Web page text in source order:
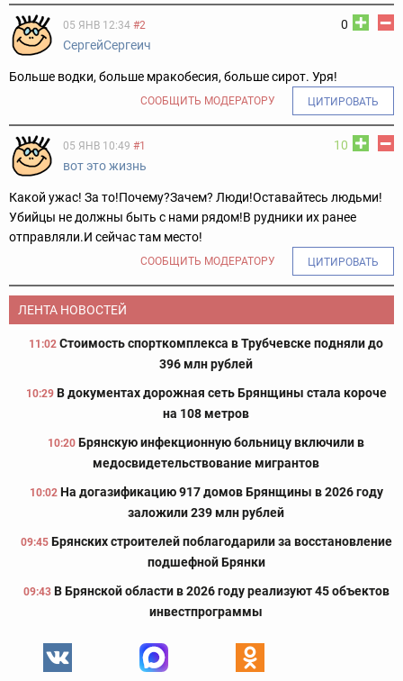
0
05 ЯНВ 12:34 #2
СергейСергеич
Больше водки, больше мракобесия, больше сирот. Уря!
СООБЩИТЬ МОДЕРАТОРУ ЦИТИРОВАТЬ
10
05 ЯНВ 10:49 #1
вот это жизнь
Какой ужас! За то!Почему?Зачем? Люди!Оставайтесь людьми!
Убийцы не должны быть с нами рядом!В рудники их ранее
отправляли.И сейчас там место!
СООБЩИТЬ МОДЕРАТОРУ ЦИТИРОВАТЬ
ЛЕНТА НОВОСТЕЙ
11:02 Стоимость спорткомплекса в Трубчевске подняли до
396 млн рублей
10:29 В документах дорожная сеть Брянщины стала короче
на 108 метров
10:20 Брянскую инфекционную больницу включили в
медосвидетельствование мигрантов
10:02 На догазификацию 917 домов Брянщины в 2026 году
заложили 239 млн рублей
09:45 Брянских строителей поблагодарили за восстановление
подшефной Брянки
09:43 В Брянской области в 2026 году реализуют 45 объектов
инвестпрограммы